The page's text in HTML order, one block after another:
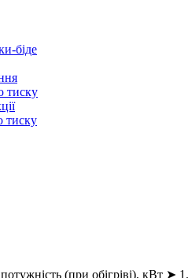
біде
тиску
тиску
(при обігріві), кВт ➤